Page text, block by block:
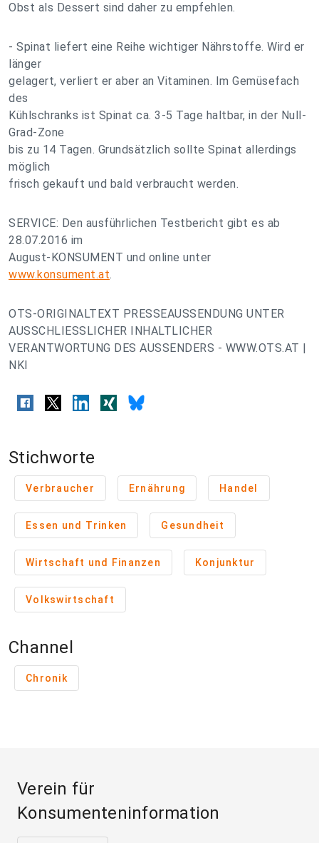
Obst als Dessert sind daher zu empfehlen.
- Spinat liefert eine Reihe wichtiger Nährstoffe. Wird er
länger
gelagert, verliert er aber an Vitaminen. Im Gemüsefach
des
Kühlschranks ist Spinat ca. 3-5 Tage haltbar, in der Null-
Grad-Zone
bis zu 14 Tagen. Grundsätzlich sollte Spinat allerdings
möglich
frisch gekauft und bald verbraucht werden.
SERVICE: Den ausführlichen Testbericht gibt es ab
28.07.2016 im
August-KONSUMENT und online unter
www.konsument.at.
OTS-ORIGINALTEXT PRESSEAUSSENDUNG UNTER
AUSSCHLIESSLICHER INHALTLICHER
VERANTWORTUNG DES AUSSENDERS - WWW.OTS.AT |
NKI
Stichworte
Verbraucher Ernährung Handel
Essen und Trinken Gesundheit
Wirtschaft und Finanzen Konjunktur
Volkswirtschaft
Channel
Chronik
Verein für
Konsumenteninformation